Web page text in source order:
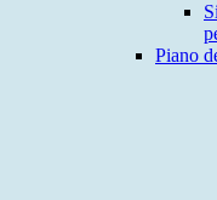
Piano